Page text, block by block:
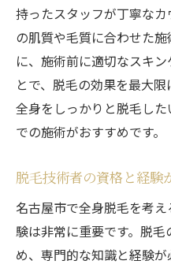
持ったスタッフが丁寧な
の肌質や毛質に合わせた
に、施術前に適切なスキ
とで、脱毛の効果を最大限
全身をしっかりと脱毛し
での施術がおすすめです。
脱毛技術者の資格と経験
名古屋市で全身脱毛を考
験は非常に重要です。脱
め、専門的な知識と経験